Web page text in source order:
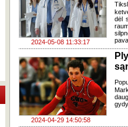
2024-05-08 11:33:17
dėl
2024-04-29 14:50:58